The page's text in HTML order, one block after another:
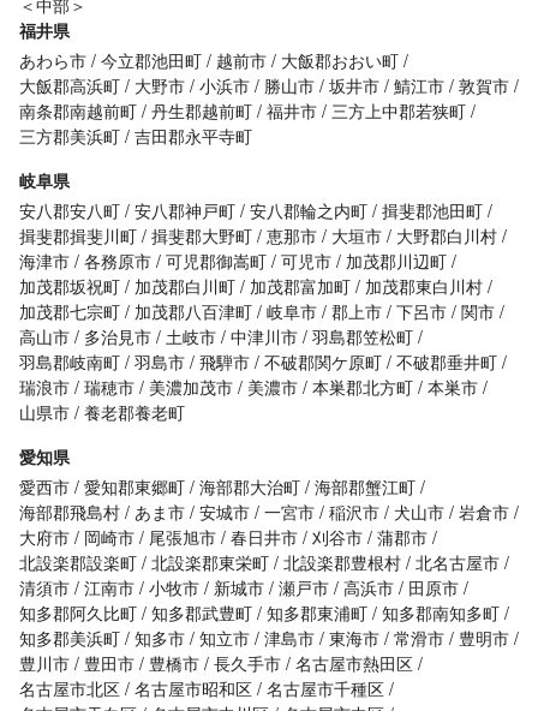
＜中部＞
福井県
あわら市 今立郡池田町 越前市
大飯郡おおい町
大飯郡高浜町
大野市 小浜市 勝山市 坂井市 鯖江市 敦賀市
南条郡南越前町 丹生郡越前町 福井市 三方上中郡若狭町
三方郡美浜町 吉田郡永平寺町
岐阜県
安八郡安八町 安八郡神戸町 安八郡輪之内町 揖斐郡池田町
揖斐郡揖斐川町 揖斐郡大野町 恵那市 大垣市
大野郡白川村
海津市 各務原市 可児郡御嵩町 可児市
加茂郡川辺町
加茂郡坂祝町
加茂郡白川町 加茂郡富加町
加茂郡東白川村
加茂郡七宗町
加茂郡八百津町 岐阜市 郡上市 下呂市 関市
高山市
多治見市 土岐市 中津川市 羽島郡笠松町
羽島郡岐南町 羽島市 飛騨市 不破郡関ケ原町 不破郡垂井町
瑞浪市 瑞穂市 美濃加茂市 美濃市 本巣郡北方町 本巣市
山県市 養老郡養老町
愛知県
愛西市 愛知郡東郷町 海部郡大治町 海部郡蟹江町
海部郡飛島村 あま市 安城市 一宮市 稲沢市 犬山市 岩倉市
大府市
岡崎市 尾張旭市 春日井市 刈谷市 蒲郡市
北設楽郡設楽町 北設楽郡東栄町 北設楽郡豊根村 北名古屋市
清須市 江南市 小牧市 新城市 瀬戸市 高浜市
田原市
知多郡阿久比町 知多郡武豊町 知多郡東浦町 知多郡南知多町
知多郡美浜町 知多市 知立市 津島市 東海市 常滑市
豊明市
豊川市
豊田市 豊橋市 長久手市 名古屋市熱田区
名古屋市北区 名古屋市昭和区 名古屋市千種区